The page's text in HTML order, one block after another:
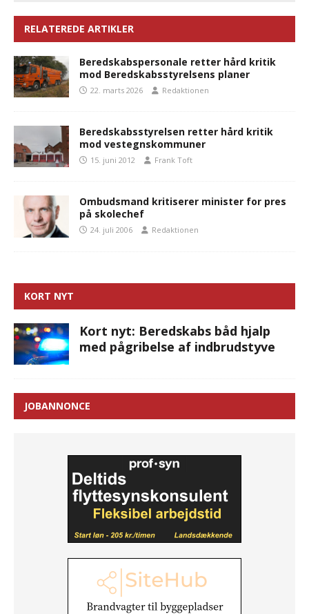
RELATEREDE ARTIKLER
Beredskabspersonale retter hård kritik
mod Beredskabsstyrelsens planer
22. marts 2026 Redaktionen
Beredskabsstyrelsen retter hård kritik
mod vestegnskommuner
15. juni 2012 Frank Toft
Ombudsmand kritiserer minister for pres
på skolechef
24. juli 2006 Redaktionen
KORT NYT
Kort nyt: Beredskabs båd hjalp
med pågribelse af indbrudstyve
JOBANNONCE